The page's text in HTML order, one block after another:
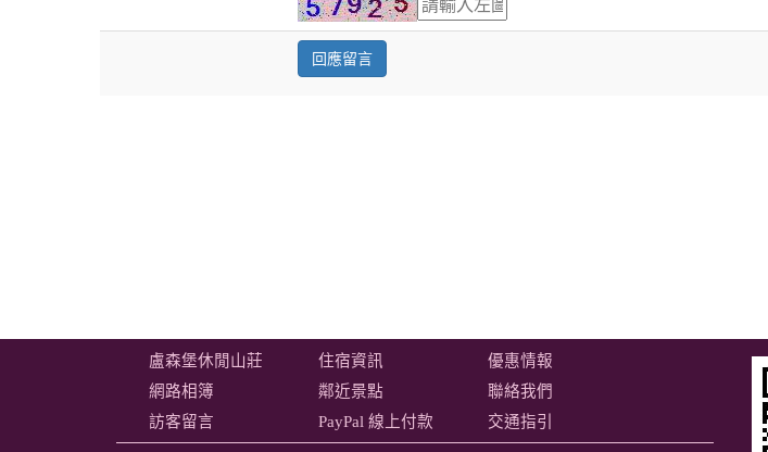
盧森堡休閒山莊 住宿資訊
優惠情報
網路相簿
鄰近景點
聯絡我們
訪客留言
PayPal 線上付款 交通指引